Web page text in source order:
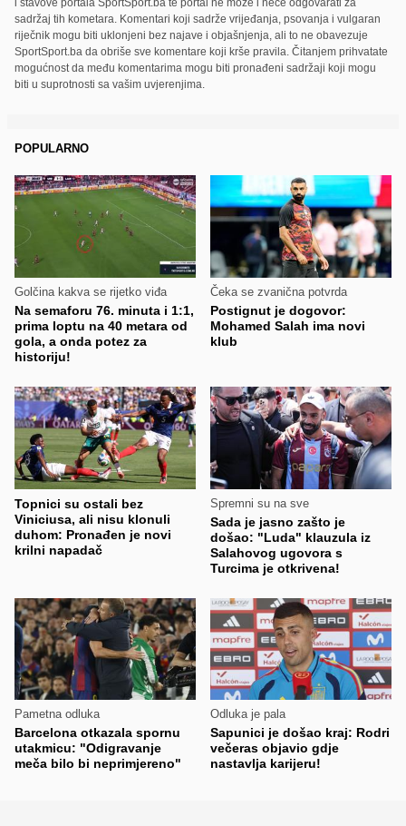
i stavove portala SportSport.ba te portal ne može i neće odgovarati za
sadržaj tih kometara. Komentari koji sadrže vrijeđanja, psovanja i vulgaran
riječnik mogu biti uklonjeni bez najave i objašnjenja, ali to ne obavezuje
SportSport.ba da obriše sve komentare koji krše pravila. Čitanjem prihvatate
mogućnost da među komentarima mogu biti pronađeni sadržaji koji mogu
biti u suprotnosti sa vašim uvjerenjima.
POPULARNO
Golčina kakva se rijetko viđa
Na semaforu 76. minuta i 1:1,
prima loptu na 40 metara od
gola, a onda potez za
historiju!
Čeka se zvanična potvrda
Postignut je dogovor:
Mohamed Salah ima novi
klub
Topnici su ostali bez
Viniciusa, ali nisu klonuli
duhom: Pronađen je novi
krilni napadač
Spremni su na sve
Sada je jasno zašto je
došao: "Luda" klauzula iz
Salahovog ugovora s
Turcima je otkrivena!
Pametna odluka
Barcelona otkazala spornu
utakmicu: "Odigravanje
meča bilo bi neprimjereno"
Odluka je pala
Sapunici je došao kraj: Rodri
večeras objavio gdje
nastavlja karijeru!